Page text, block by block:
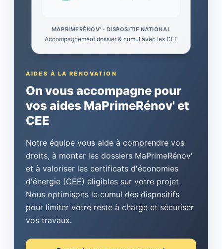
MAPRIMERÉNOV' · DISPOSITIF NATIONAL
Accompagnement dossier & cumul avec les CEE
AIDES À LA RÉNOVATION
On vous accompagne pour
vos aides MaPrimeRénov' et
CEE
Notre équipe vous aide à comprendre vos
droits, à monter les dossiers MaPrimeRénov'
et à valoriser les certificats d'économies
d'énergie (CEE) éligibles sur votre projet.
Nous optimisons le cumul des dispositifs
pour limiter votre reste à charge et sécuriser
vos travaux.